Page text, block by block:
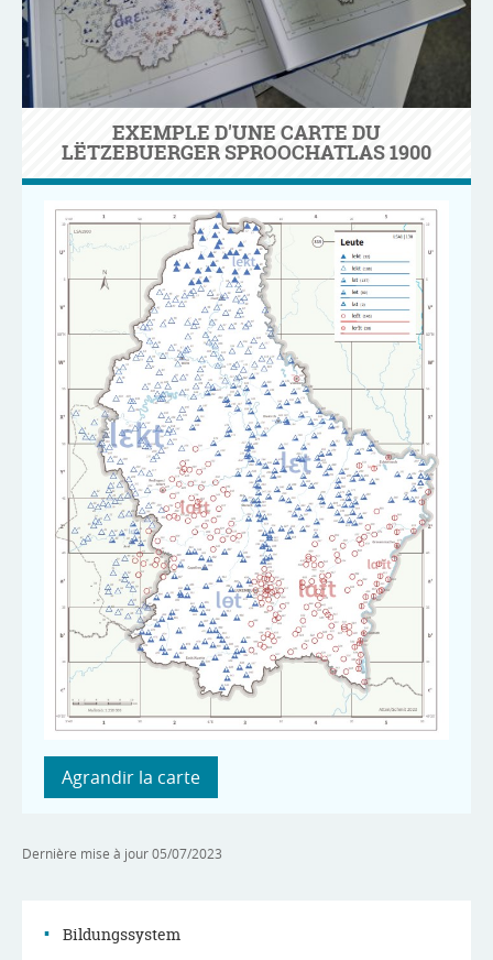
EXEMPLE D'UNE CARTE DU
LËTZEBUERGER SPROOCHATLAS 1900
Agrandir la carte
Dernière mise à jour05/07/2023
Bildungssystem